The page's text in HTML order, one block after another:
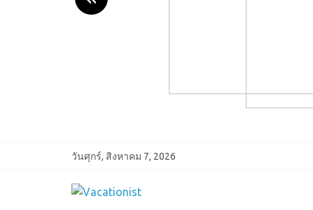
วันศุกร์, สิงหาคม 7, 2026